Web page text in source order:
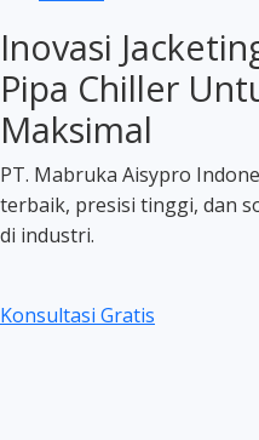
Inovasi
Pipa Chiller
Maksimal
PT. Mabruka Aisypro
terbaik, presisi tinggi, dan
di industri.
Konsultasi Gratis